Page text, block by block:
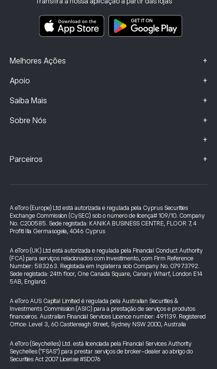
Melhores Ações +
Apoio +
Saiba Mais +
Sobre Nós +
+
Principais documentos informativos
Dados sobre Queixas (Clientes FCA)
Parceiros +
A eToro (Europe) Ltd está autorizada e regulada pela Cyprus Securities
Exchange Commission (CySEC) sob o número de licença# 109/10. Company
No. C200585. Sede registada: KANIKA BUSINESS CENTRE, FLOOR 7, 4
Profiti Ilia Germasogeia, 4046 Cyprus
A eToro (UK) Ltd está autorizada e regulada pela Financial Conduct Authority
(FCA) para serviços relacionados com investimento, com Firm Reference
Number: 583263. Registada em Inglaterra sob Company No. 07973792.
Sede registada: 24th floor, One Canada Square, Canary Wharf, London E14
5AB, England.
A eToro AUS Capital Limited é regulada pela Australian Securities &
Investments Commission (ASIC) para a prestação de serviços e produtos
financeiros. Australian Financial Services Licence number: 491139. Registered
Office: Level 3, 60 Castlereagh Street, Sydney NSW 2000, Australia
A eToro (Seychelles) Ltd. está licenciada pela Financial Services Authority
Seychelles ("FSAS") para prestar serviços de broker-dealer ao abrigo do
Securities Act 2007 License #SD076